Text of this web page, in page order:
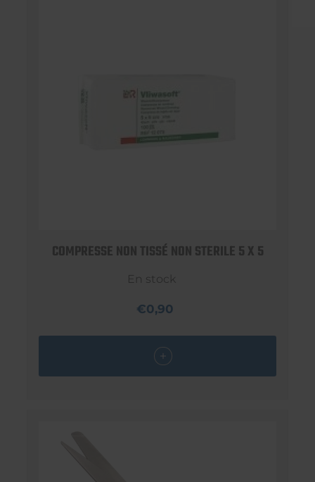
COMPRESSE NON TISSÉ NON STERILE 5 X 5
En stock
€0,90